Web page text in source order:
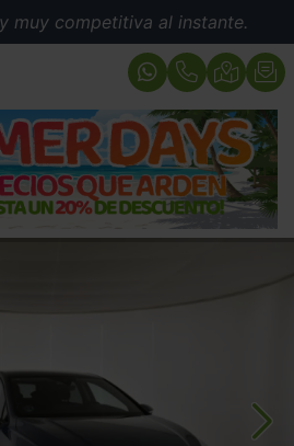
muy competitiva al instante.